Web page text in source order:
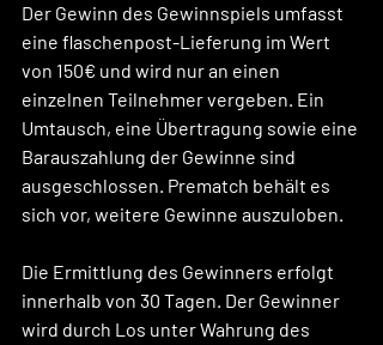
Der Gewinn des Gewinnspiels umfasst
eine flaschenpost-Lieferung im Wert
von 150€ und wird nur an einen
einzelnen Teilnehmer vergeben. Ein
Umtausch, eine Übertragung sowie eine
Barauszahlung der Gewinne sind
ausgeschlossen. Prematch behält es
sich vor, weitere Gewinne auszuloben.
Die Ermittlung des Gewinners erfolgt
innerhalb von 30 Tagen. Der Gewinner
wird durch Los unter Wahrung des